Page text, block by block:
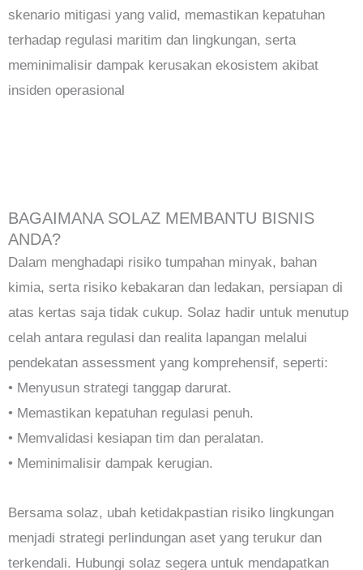
skenario mitigasi yang valid, memastikan kepatuhan
terhadap regulasi maritim dan lingkungan, serta
meminimalisir dampak kerusakan ekosistem akibat
insiden operasional
BAGAIMANA SOLAZ MEMBANTU BISNIS
ANDA?
Dalam menghadapi risiko tumpahan minyak, bahan
kimia, serta risiko kebakaran dan ledakan, persiapan di
atas kertas saja tidak cukup. Solaz hadir untuk menutup
celah antara regulasi dan realita lapangan melalui
pendekatan assessment yang komprehensif, seperti:
• Menyusun strategi tanggap darurat.
• Memastikan kepatuhan regulasi penuh.
• Memvalidasi kesiapan tim dan peralatan.
• Meminimalisir dampak kerugian.
Bersama solaz, ubah ketidakpastian risiko lingkungan
menjadi strategi perlindungan aset yang terukur dan
terkendali. Hubungi solaz segera untuk mendapatkan